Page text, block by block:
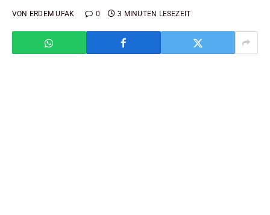
VON ERDEM UFAK 0 3 MINUTEN LESEZEIT